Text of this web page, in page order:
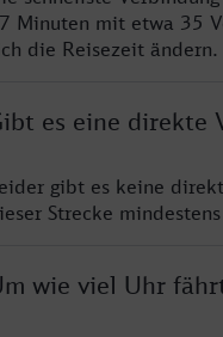
Minuten mit etwa 35
die Reisezeit ändern.
es eine direkte
gibt es keine
Strecke
wie viel Uhr